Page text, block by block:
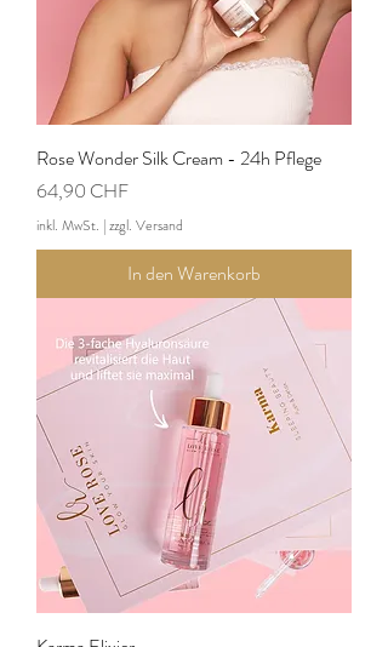
Rose Wonder Silk Cream - 24h Pflege
Preis
64,90 CHF
inkl. MwSt. |zzgl. Versand
In den Warenkorb